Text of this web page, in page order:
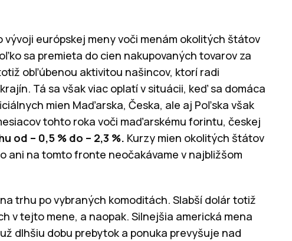
európskej meny voči menám okolitých štátov
sa premieta do cien nakupovaných tovarov za
obľúbenou aktivitou našincov, ktorí radi
Tá sa však viac oplatí v situácii, keď sa domáca
mien Maďarska, Česka, ale aj Poľska však
tohto roka voči maďarskému forintu, českej
od – 0,5 % do – 2,3 %. Kurzy mien okolitých štátov
ani na tomto fronte neočakávame v najbližšom
trhu po vybraných komoditách. Slabší dolár totiž
v tejto mene, a naopak. Silnejšia americká mena
dlhšiu dobu prebytok a ponuka prevyšuje nad